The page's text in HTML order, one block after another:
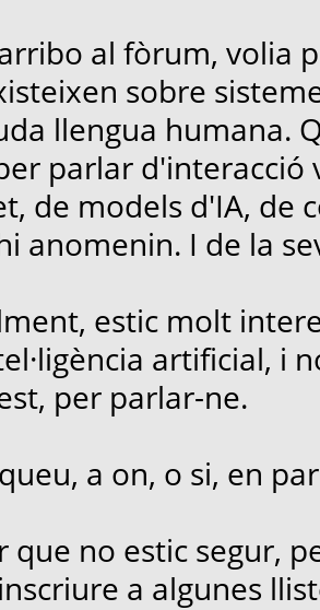
al fòrum, volia
sobre
llengua humana.
parlar d'interacció
de models d'IA, de
anomenin. I de la
estic molt
artificial, i
per parlar-ne.
a on, o si, en
que no estic segur,
a algunes